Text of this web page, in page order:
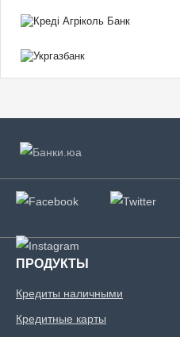
ПРОДУКТЫ
Кредиты наличными
Кредитные карты